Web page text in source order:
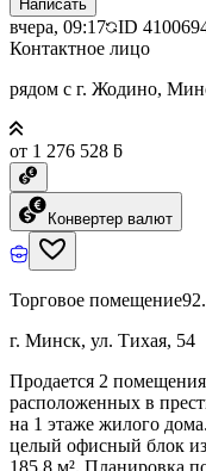
Написать
вчера, 09:17 ID
Контактное лицо
рядом с г. Жодино,
от 1 276 528 ƃ
Конвертер валют
Торговое помещение
г. Минск, ул. Тихая, 54
Продается 2
расположенных в
на 1 этаже жилого
целый офисный блок
185,8 м². Планировка